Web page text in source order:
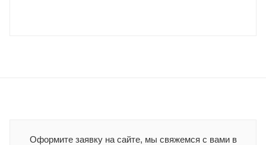
Оформите заявку на сайте, мы свяжемся с вами в